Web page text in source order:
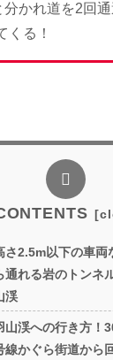
分かれ道を2回
くる！
さ2.5m以下の車両
通れる岩のトンネ
渓
山渓への行き方！
線かぐら街道から